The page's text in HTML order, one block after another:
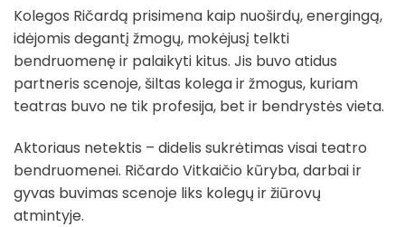
Kolegos Ričardą prisimena kaip nuoširdų, energingą,
idėjomis degantį žmogų, mokėjusį telkti
bendruomenę ir palaikyti kitus. Jis buvo atidus
partneris scenoje, šiltas kolega ir žmogus, kuriam
teatras buvo ne tik profesija, bet ir bendrystės vieta.
Aktoriaus netektis – didelis sukrėtimas visai teatro
bendruomenei. Ričardo Vitkaičio kūryba, darbai ir
gyvas buvimas scenoje liks kolegų ir žiūrovų
atmintyje.